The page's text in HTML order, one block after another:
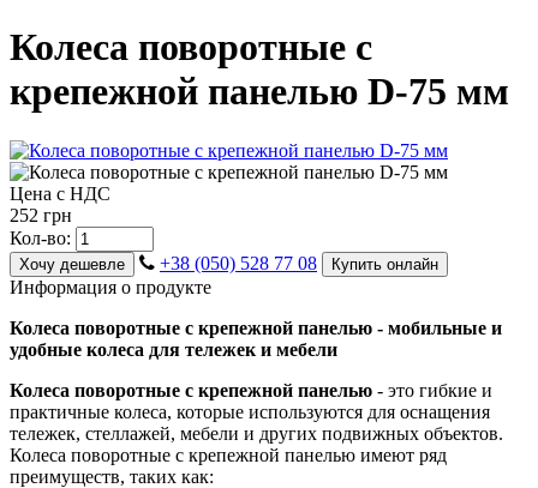
Колеса поворотные с
крепежной панелью D-75 мм
Цена с НДС
252 грн
Кол-во:
Хочу дешевле +38 (050) 528 77 08 Купить онлайн
Информация о продукте
Колеса поворотные с крепежной панелью - мобильные и
удобные колеса для тележек и мебели
Колеса поворотные с крепежной панелью - это гибкие и
практичные колеса, которые используются для оснащения
тележек, стеллажей, мебели и других подвижных объектов.
Колеса поворотные с крепежной панелью имеют ряд
преимуществ, таких как: